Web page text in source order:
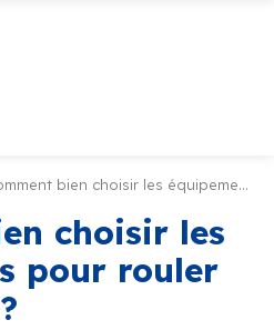
Comment bien choisir les équipements pour rouler en sportive ?
choisir les
pour rouler